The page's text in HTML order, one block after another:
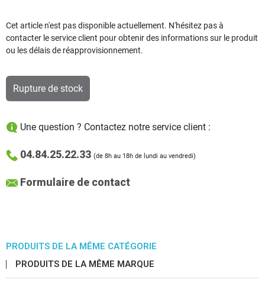
Cet article n'est pas disponible actuellement. N'hésitez pas à
contacter le service client pour obtenir des informations sur le produit
ou les délais de réapprovisionnement.
Rupture de stock
Une question ? Contactez notre service client :
04.84.25.22.33 (de 8h au 18h de lundi au vendredi)
Formulaire de contact
PRODUITS DE LA MÊME CATÉGORIE
PRODUITS DE LA MÊME MARQUE